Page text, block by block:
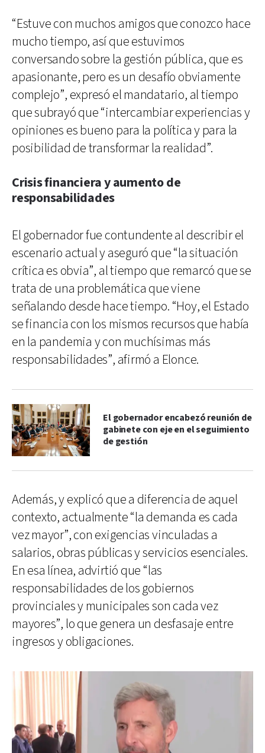
“Estuve con muchos amigos que conozco hace
mucho tiempo, así que estuvimos
conversando sobre la gestión pública, que es
apasionante, pero es un desafío obviamente
complejo”, expresó el mandatario, al tiempo
que subrayó que “intercambiar experiencias y
opiniones es bueno para la política y para la
posibilidad de transformar la realidad”.
Crisis financiera y aumento de
responsabilidades
El gobernador fue contundente al describir el
escenario actual y aseguró que “la situación
crítica es obvia”, al tiempo que remarcó que se
trata de una problemática que viene
señalando desde hace tiempo. “Hoy, el Estado
se financia con los mismos recursos que había
en la pandemia y con muchísimas más
responsabilidades”, afirmó a Elonce.
El gobernador encabezó reunión de
gabinete con eje en el seguimiento
de gestión
Además, y explicó que a diferencia de aquel
contexto, actualmente “la demanda es cada
vez mayor”, con exigencias vinculadas a
salarios, obras públicas y servicios esenciales.
En esa línea, advirtió que “las
responsabilidades de los gobiernos
provinciales y municipales son cada vez
mayores”, lo que genera un desfasaje entre
ingresos y obligaciones.